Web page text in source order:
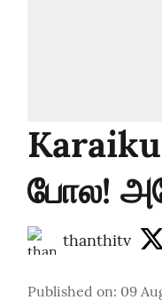
போல!
thanthitv
Published on: 09